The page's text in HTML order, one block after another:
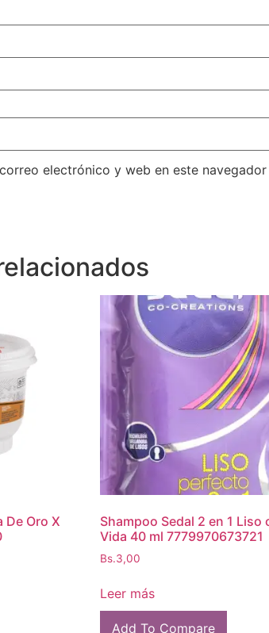
electrónico y web en este
De Oro X
Shampoo Sedal 2 en 1 Liso
Vida 40 ml 7779970673721
Bs.3,00
Leer más
Add To Compare